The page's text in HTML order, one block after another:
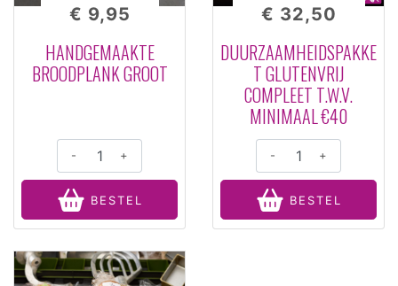
HANDGEMAAKTE
BROODPLANK GROOT
€ 9,95
- +
BESTEL
DUURZAAMHEIDSPAKKE
T GLUTENVRIJ
COMPLEET T.W.V.
MINIMAAL €40
€ 32,50
- +
BESTEL